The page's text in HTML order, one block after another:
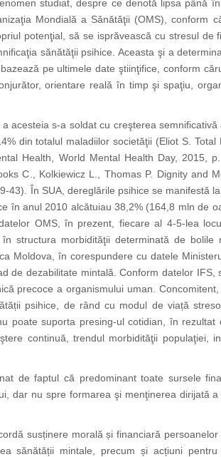
studiat, despre ce denotă lipsa până
Mondială a Sănătăţii (OMS), conform
potenţial, să se isprăvească cu stresul de
sănătăţii psihice. Aceasta şi a
pe ultimele date ştiinţifice, conform
orientare reală în timp şi spaţiu,
acesteia s-a soldat cu creşterea
din totalul maladiilor societăţii (Eliot S.
Health, World Mental Health Day, 2015,
C., Kolkiewicz L., Thomas P. Dignity and
În SUA, dereglările psihice se manifestă
în anul 2010 alcătuiau 38,2% (164,8 mln de
OMS, în prezent, fiecare al 4-5-lea
morbidităţii determinată de bolile
Moldova, în corespundere cu datele
de dezabilitate mintală. Conform datelor IFS,
precoce a organismului uman.
psihice, de rând cu modul de viață
poate suporta presing-ul cotidian, în rezultat
continuă, trendul morbidităţii populaţiei,
de faptul că predominant toate sursele
dar nu spre formarea şi menţinerea dirijată
susținere morală și financiară
sănătății mintale, precum și acțiuni pentru